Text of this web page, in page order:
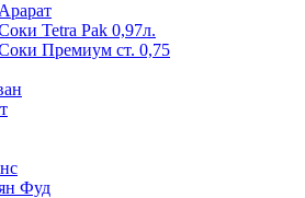
Tetra Pak 0,97л.
Премиум ст. 0,75
Фуд